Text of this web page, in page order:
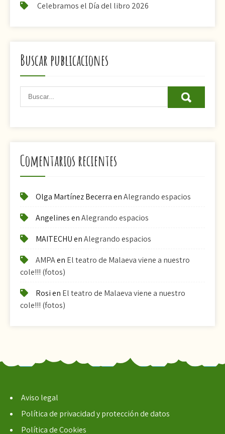
Celebramos el Día del libro 2026
Buscar publicaciones
Comentarios recientes
Olga Martínez BecerraenAlegrando espacios
AngelinesenAlegrando espacios
MAITECHUenAlegrando espacios
AMPAen El teatro de Malaeva viene a nuestro
cole!!! (fotos)
Rosien El teatro de Malaeva viene a nuestro
cole!!! (fotos)
Aviso legal
Política de privacidad y protección de datos
Política de Cookies